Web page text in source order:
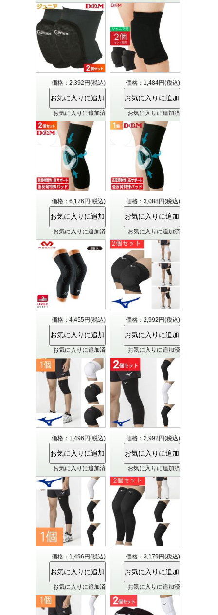
価格：2,392円(税込)
お気に入りに追加済
価格：1,484円(税込)
お気に入りに追加済
価格：6,176円(税込)
お気に入りに追加済
価格：3,088円(税込)
お気に入りに追加済
価格：4,455円(税込)
お気に入りに追加済
価格：2,992円(税込)
お気に入りに追加済
価格：1,496円(税込)
お気に入りに追加済
価格：2,992円(税込)
お気に入りに追加済
価格：1,496円(税込)
お気に入りに追加済
価格：3,179円(税込)
お気に入りに追加済